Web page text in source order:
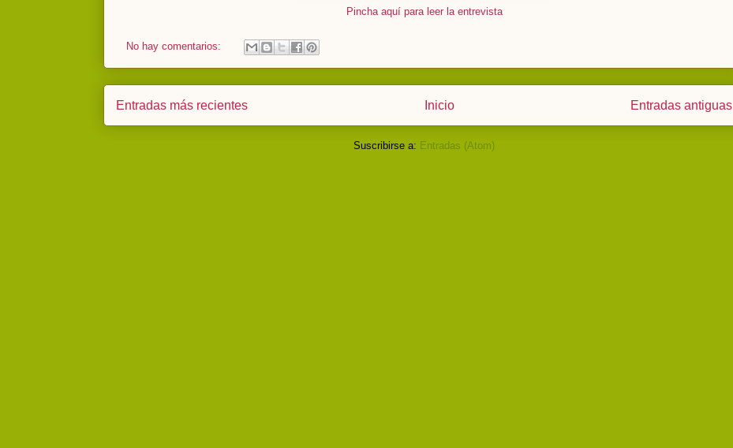
Pincha aquí para leer la entrevista
No hay comentarios:
Entradas más recientes Entradas antiguas
Inicio
Suscribirse a: Entradas (Atom)